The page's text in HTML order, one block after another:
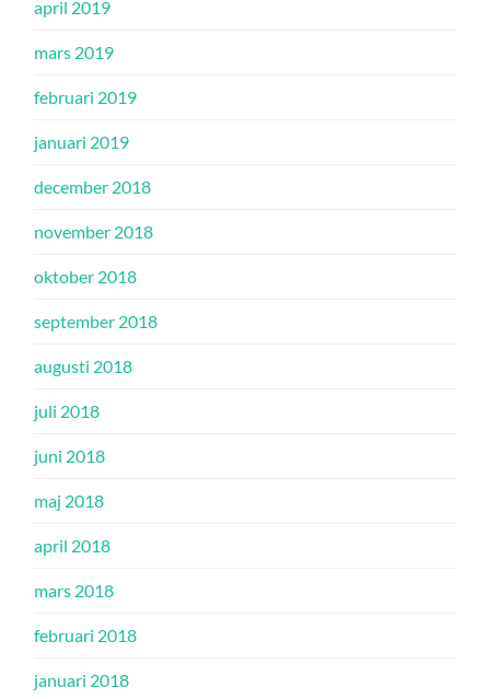
april 2019
mars 2019
februari 2019
januari 2019
december 2018
november 2018
oktober 2018
september 2018
augusti 2018
juli 2018
juni 2018
maj 2018
april 2018
mars 2018
februari 2018
januari 2018